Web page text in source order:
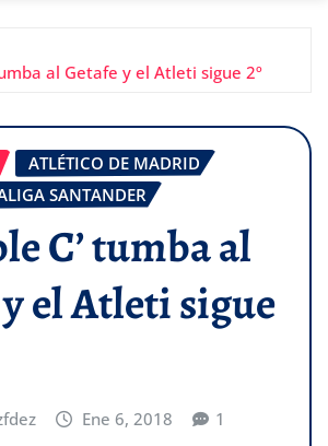
al Getafe y el Atleti sigue 2º
ATLÉTICO DE MADRID
SANTANDER
C’ tumba al
el Atleti sigue
Ene 6, 2018 1